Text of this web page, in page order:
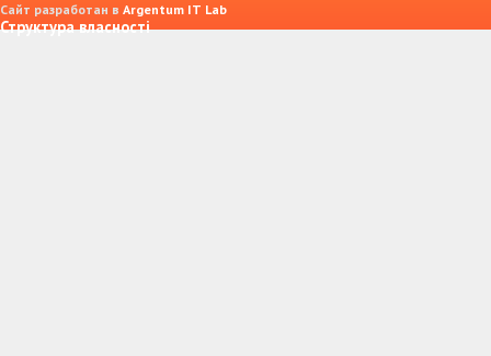
Сайт разработан в Argentum IT Lab
Структура власності